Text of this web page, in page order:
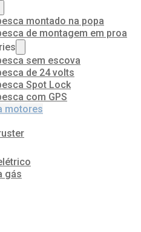
montado na popa
de montagem em proa
sem escova
de 24 volts
Spot Lock
com GPS
motores
gás